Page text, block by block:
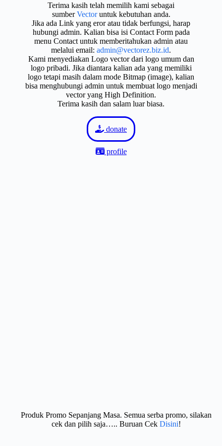
Terima kasih telah memilih kami sebagai
sumberVectoruntuk kebutuhan anda.
Jika ada Link yang eror atau tidak berfungsi, harap
hubungi admin. Kalian bisa isi Contact Form pada
menu Contact untuk memberitahukan admin atau
melalui email: admin@vectorez.biz.id.
Kami menyediakan Logo vector dari logo umum dan
logo pribadi. Jika diantara kalian ada yang memiliki
logo tetapi masih dalam mode Bitmap (image), kalian
bisa menghubungi admin untuk membuat logo menjadi
vector yang High Definition.
Terima kasih dan salam luar biasa.
donate
profile
Produk Promo Sepanjang Masa. Semua serba promo, silakan
cek dan pilih saja….. Buruan Cek Disini!